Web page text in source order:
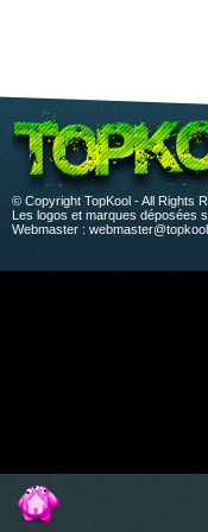
© Copyright TopKool - All Rights
Les logos et marques déposées
Webmaster :